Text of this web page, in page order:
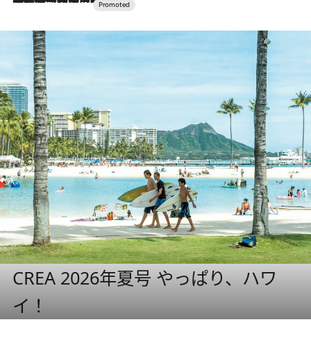
CREA 2026年夏号 やっぱり、ハワ
イ！